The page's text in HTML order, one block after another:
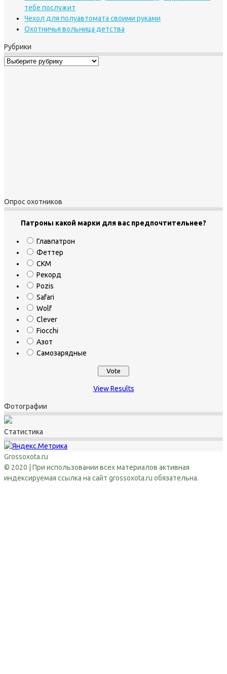
тебе послужит
Чехол для полуавтомата своими руками
Охотничья вольница детства
Рубрики
Рубрики
Опрос охотников
Патроны какой марки для вас предпочтительнее?
Главпатрон
Феттер
СКМ
Рекорд
Pozis
Safari
Wolf
Clever
Fiocchi
Азот
Самозарядные
View Results
Фотографии
Статистика
Grossoxota.ru
© 2020 | При использовании всех материалов активная
индексируемая ссылка на сайт grossoxota.ru обязательна.